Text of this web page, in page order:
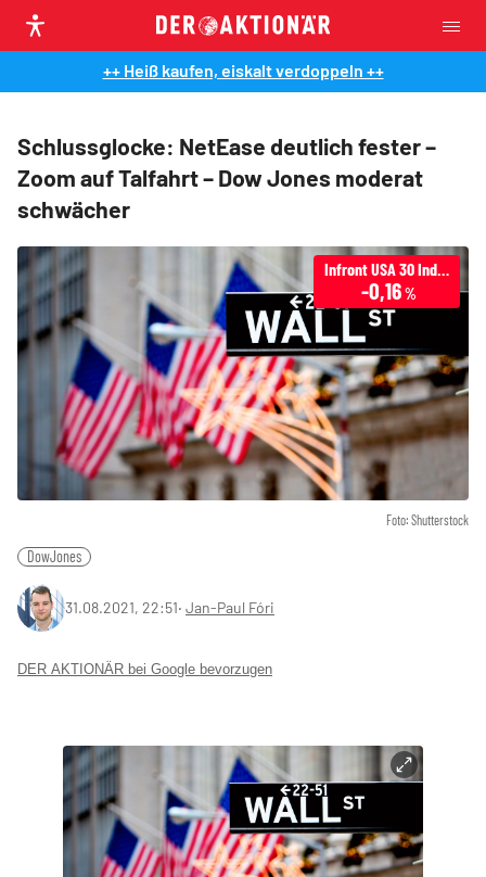
++ Heiß kaufen, eiskalt verdoppeln ++
Schlussglocke: NetEase deutlich fester –
Zoom auf Talfahrt – Dow Jones moderat
schwächer
Foto: Shutterstock
Infront USA 30 Industrial
-0,16%
DowJones
31.08.2021, 22:51‧ Jan-Paul Fóri
DER AKTIONÄR bei Google bevorzugen